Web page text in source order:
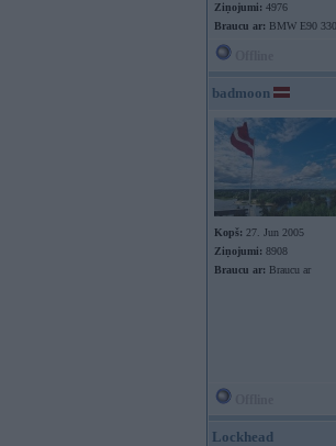
Ziņojumi: 4976
Braucu ar: BMW E90
badmoon
Kopš: 27. Jun 2005
Ziņojumi: 8908
Braucu ar: Braucu ar
Lockhead